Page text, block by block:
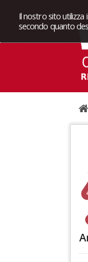
Il nostro sito utilizza
secondo quanto